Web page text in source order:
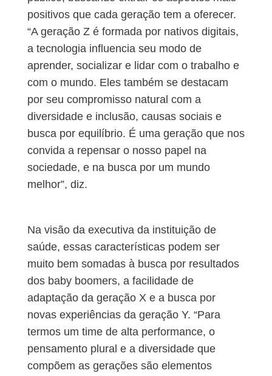
positivos que cada geração tem a oferecer.
“A geração Z é formada por nativos digitais,
a tecnologia influencia seu modo de
aprender, socializar e lidar com o trabalho e
com o mundo. Eles também se destacam
por seu compromisso natural com a
diversidade e inclusão, causas sociais e
busca por equilíbrio. É uma geração que nos
convida a repensar o nosso papel na
sociedade, e na busca por um mundo
melhor”, diz.
Na visão da executiva da instituição de
saúde, essas características podem ser
muito bem somadas à busca por resultados
dos baby boomers, a facilidade de
adaptação da geração X e a busca por
novas experiências da geração Y. “Para
termos um time de alta performance, o
pensamento plural e a diversidade que
compõem as gerações são elementos